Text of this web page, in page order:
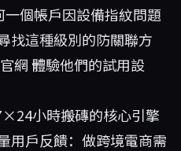
個帳戶因設備指紋問題
找這種級別的防關聯方
網 體驗他們的試用設
小時搬磚的核心引擎
用戶反饋：做跨境電商需